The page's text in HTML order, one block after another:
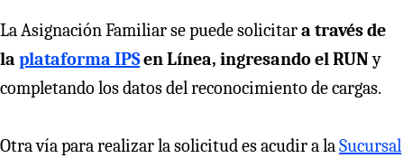
La Asignación Familiar se puede solicitara través de
la plataforma IPSen Línea, ingresando el RUNy
completando los datos del reconocimiento de cargas.
Otra vía para realizar la solicitud es acudir a laSucursal